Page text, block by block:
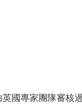
國專家團隊審核